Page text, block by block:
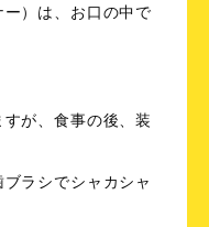
）は、お口の中で
が、食事の後、装
ラシでシャカシャ